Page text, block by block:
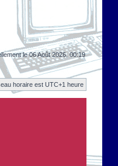
le 06 Août 2026, 00:19
horaire est UTC+1 heure